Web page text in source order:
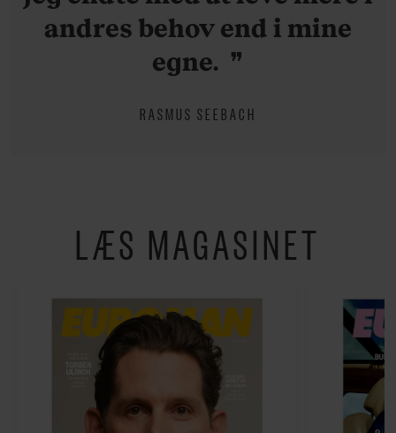
andres behov end i mine
egne.
RASMUS SEEBACH
LÆS MAGASINET